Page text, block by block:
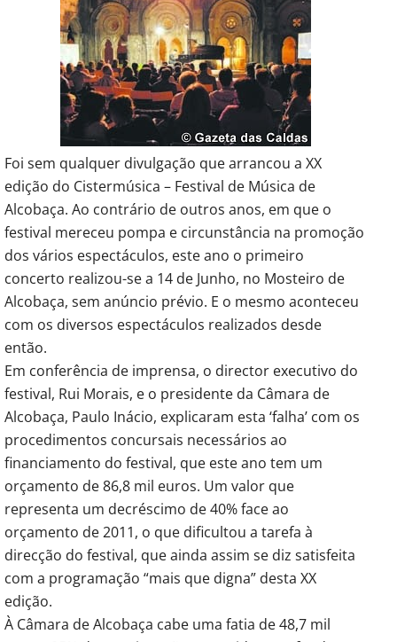
Foi sem qualquer divulgação que arrancou a XX
edição do Cistermúsica – Festival de Música de
Alcobaça. Ao contrário de outros anos, em que o
festival mereceu pompa e circunstância na promoção
dos vários espectáculos, este ano o primeiro
concerto realizou-se a 14 de Junho, no Mosteiro de
Alcobaça, sem anúncio prévio. E o mesmo aconteceu
com os diversos espectáculos realizados desde
então.
Em conferência de imprensa, o director executivo do
festival, Rui Morais, e o presidente da Câmara de
Alcobaça, Paulo Inácio, explicaram esta ‘falha’ com os
procedimentos concursais necessários ao
financiamento do festival, que este ano tem um
orçamento de 86,8 mil euros. Um valor que
representa um decréscimo de 40% face ao
orçamento de 2011, o que dificultou a tarefa à
direcção do festival, que ainda assim se diz satisfeita
com a programação “mais que digna” desta XX
edição.
À Câmara de Alcobaça cabe uma fatia de 48,7 mil